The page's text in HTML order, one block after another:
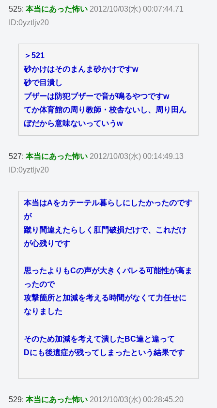
525:本当にあった怖い 2012/10/03(水) 00:07:44.71
ID:0yztljv20
＞521
砂かけはそのまんま砂かけですw
砂で目潰し
ブザーは防犯ブザーで音が鳴るやつですw
てか体育館の周り教師・校舎ないし、周り田ん
ぼだから意味ないっていうw
527:本当にあった怖い 2012/10/03(水) 00:14:49.13
ID:0yztljv20
本当はAをカテーテル暮らしにしたかったのです
が
蹴り間違えたらしく肛門破損だけで、これだけ
が心残りです
思ったよりもCの声が大きくバレる可能性が高ま
ったので
攻撃箇所と加減を考える時間がなくて力任せに
なりました
そのため加減を考えて潰したBC達と違って
Dにも後遺症が残ってしまったという結果です
529:本当にあった怖い 2012/10/03(水) 00:28:45.20